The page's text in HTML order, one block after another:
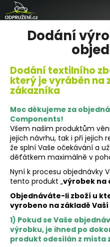
Přejít
na
obsah
Dodání
Dodání textilního
který je vyráběn na
zákazníka
Moc děkujeme za
Components!
Všem našim produktům
jejich návrhu, tak i při jejich
že splní Vaše očekávání a
děťátkem maximálně v
Nyní k procesu objednávky
tento produkt „výrobek na
Objednáváte-li zboží u
vyrobeno na základě
1) Pokud se Vaše
výrobku, je ihned po
produkt odesílán z místa
o
o
p
o
t
ř
e
b
u
j
e